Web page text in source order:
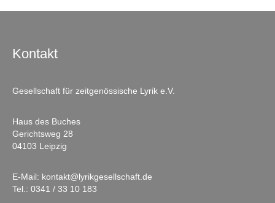
Kontakt
Gesellschaft für zeitgenössische Lyrik e.V.
Haus des Buches
Gerichtsweg 28
04103 Leipzig
E-Mail: kontakt@lyrikgesellschaft.de
Tel.: 0341 / 33 10 183